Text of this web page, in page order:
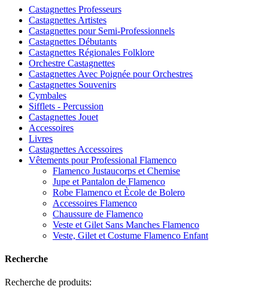
Castagnettes Professeurs
Castagnettes Artistes
Castagnettes pour Semi-Professionnels
Castagnettes Débutants
Castagnettes Régionales Folklore
Orchestre Castagnettes
Castagnettes Avec Poignée pour Orchestres
Castagnettes Souvenirs
Cymbales
Sifflets - Percussion
Castagnettes Jouet
Accessoires
Livres
Castagnettes Accessoires
Vêtements pour Professional Flamenco
Flamenco Justaucorps et Chemise
Jupe et Pantalon de Flamenco
Robe Flamenco et Ècole de Bolero
Accessoires Flamenco
Chaussure de Flamenco
Veste et Gilet Sans Manches Flamenco
Veste, Gilet et Costume Flamenco Enfant
Recherche
Recherche de produits: